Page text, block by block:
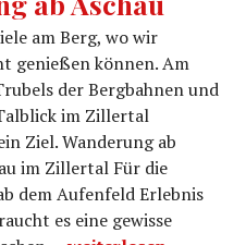
am Berg, wo wir
genießen können. Am
der Bergbahnen und
im Zillertal
Ziel. Wanderung ab
im Zillertal Für die
dem Aufenfeld Erlebnis
es eine gewisse